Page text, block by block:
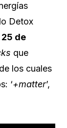
Detox
25 de
que
los cuales
‘+matter’,